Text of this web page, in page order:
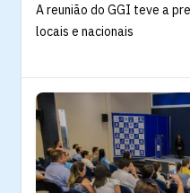
A reunião do GGI teve a
locais e nacionais